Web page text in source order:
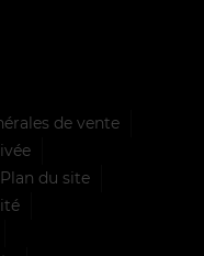
de vente
Plan du site